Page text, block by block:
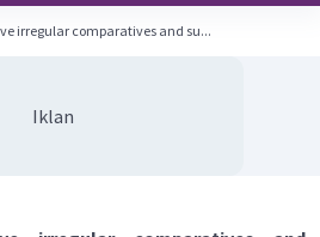
irregular comparatives and su...
Iklan